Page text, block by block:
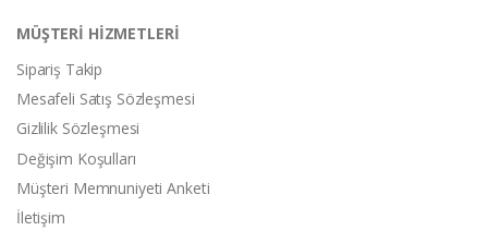
MÜŞTERİ HİZMETLERİ
Sipariş Takip
Mesafeli Satış Sözleşmesi
Gizlilik Sözleşmesi
Değişim Koşulları
Müşteri Memnuniyeti Anketi
İletişim